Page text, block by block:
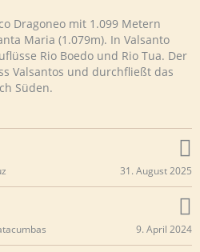
Dragoneo mit 1.099 Metern
Maria (1.079m). In Valsanto
Rio Boedo und Rio Tua. Der
Valsantos und durchfließt das
Süden.
31. August 2025
9. April 2024